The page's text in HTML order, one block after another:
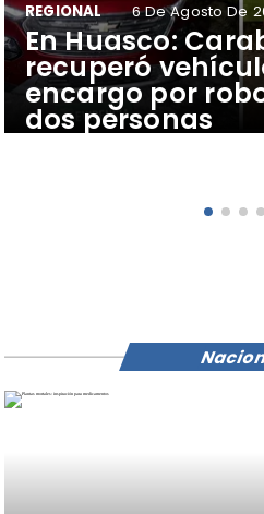
​En Huasco:
recuperó
encargo por
dos personas
REGIONAL 6 De Agosto De